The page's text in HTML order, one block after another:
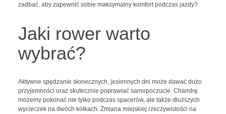
zadbać, aby zapewnić sobie maksymalny komfort podczas jazdy?
Jaki rower warto
wybrać?
Aktywne spędzanie słonecznych, jesiennych dni może dawać dużo
przyjemności oraz skutecznie poprawiać samopoczucie. Chandrę
możemy pokonać nie tylko podczas spacerów, ale także dłuższych
wycieczek na dwóch kółkach. Zmiana miejskiej rzeczywistości na